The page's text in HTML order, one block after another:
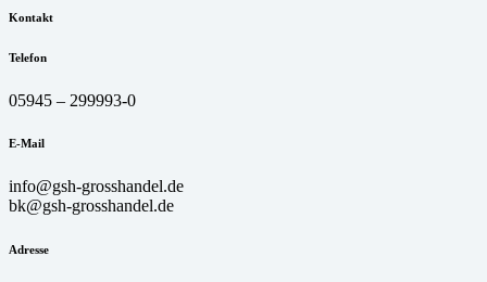
Kontakt
Telefon
05945 – 299993-0
E-Mail
info@gsh-grosshandel.de
bk@gsh-grosshandel.de
Adresse